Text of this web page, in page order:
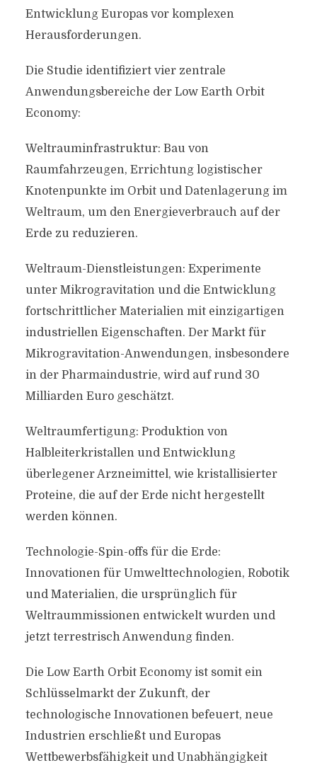
Entwicklung Europas vor komplexen
Herausforderungen.
Die Studie identifiziert vier zentrale
Anwendungsbereiche der Low Earth Orbit
Economy:
Weltrauminfrastruktur: Bau von
Raumfahrzeugen, Errichtung logistischer
Knotenpunkte im Orbit und Datenlagerung im
Weltraum, um den Energieverbrauch auf der
Erde zu reduzieren.
Weltraum-Dienstleistungen: Experimente
unter Mikrogravitation und die Entwicklung
fortschrittlicher Materialien mit einzigartigen
industriellen Eigenschaften. Der Markt für
Mikrogravitation-Anwendungen, insbesondere
in der Pharmaindustrie, wird auf rund 30
Milliarden Euro geschätzt.
Weltraumfertigung: Produktion von
Halbleiterkristallen und Entwicklung
überlegener Arzneimittel, wie kristallisierter
Proteine, die auf der Erde nicht hergestellt
werden können.
Technologie-Spin-offs für die Erde:
Innovationen für Umwelttechnologien, Robotik
und Materialien, die ursprünglich für
Weltraummissionen entwickelt wurden und
jetzt terrestrisch Anwendung finden.
Die Low Earth Orbit Economy ist somit ein
Schlüsselmarkt der Zukunft, der
technologische Innovationen befeuert, neue
Industrien erschließt und Europas
Wettbewerbsfähigkeit und Unabhängigkeit